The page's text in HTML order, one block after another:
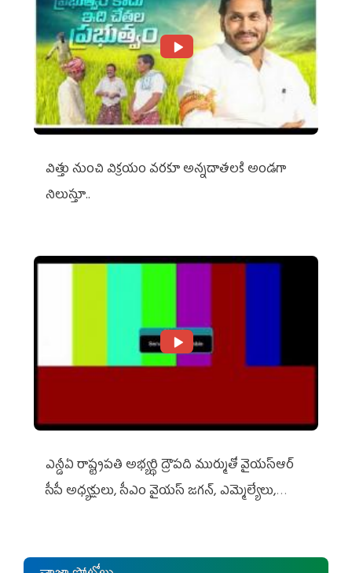
విత్తు నుంచి విక్రయం వరకూ అన్నదాతలకి అండగా
నిలుస్తూ..
ఎన్డీఏ రాష్ట్ర‌ప‌తి అభ్య‌ర్థి ద్రౌప‌ది ముర్ముతో వైయ‌స్ఆర్
సీపీ అధ్య‌క్షులు, సీఎం వైయ‌స్ జ‌గ‌న్, ఎమ్మెల్యేలు,